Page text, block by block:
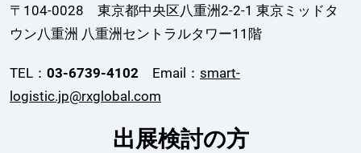
〒104-0028 東京都中央区八重洲2-2-1 東京ミッドタ
ウン八重洲 八重洲セントラルタワー11階
TEL： 03-6739-4102 Email： smart-
logistic.jp@rxglobal.com
出展検討の方